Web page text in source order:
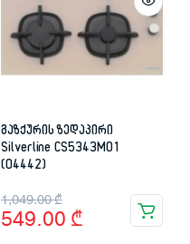
გაზქურის ზედაპირი
Silverline CS5343M01
(04442)
1,049.00₾
Original
price
549.00 ₾
Current
price